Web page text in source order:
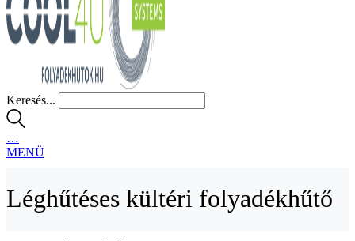
Keresés...
…
MENÜ
Léghűtéses kültéri folyadékhűtő